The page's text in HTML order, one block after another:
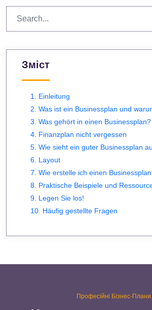
Зміст
1. Einleitung
2. Was ist ein Businessplan und
3. Was gehört in einen Businessplan?
4. Finanzplan nicht vergessen
5. Wie sieht ein guter Businessplan
6. Layout
7. Wie erstelle ich einen
8. Praktische Beispiele und
9. Legen Sie los!
10. Häufig gestellte Fragen
Професійні Бізнес-Плани